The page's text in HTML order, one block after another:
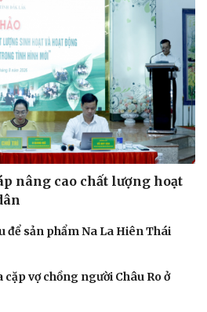
nâng cao chất lượng hoạt
để sản phẩm Na La Hiên Thái
vợ chồng người Châu Ro ở